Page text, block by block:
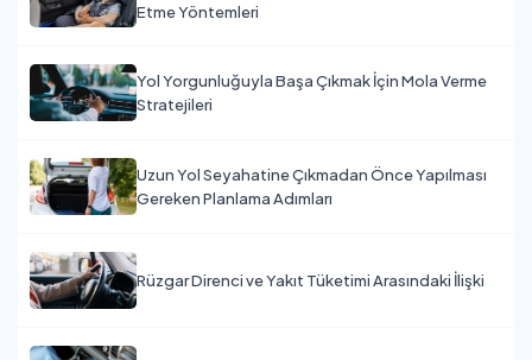
Etme Yöntemleri
Yol Yorgunluğuyla Başa Çıkmak İçin Mola Verme
Stratejileri
Uzun Yol Seyahatine Çıkmadan Önce Yapılması
Gereken Planlama Adımları
Rüzgar Direnci ve Yakıt Tüketimi Arasındaki İlişki